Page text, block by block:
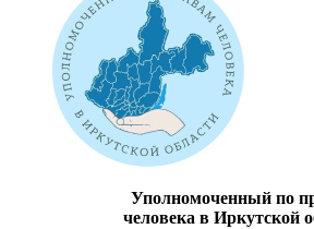
Уполномоченный по
человека в Иркутской